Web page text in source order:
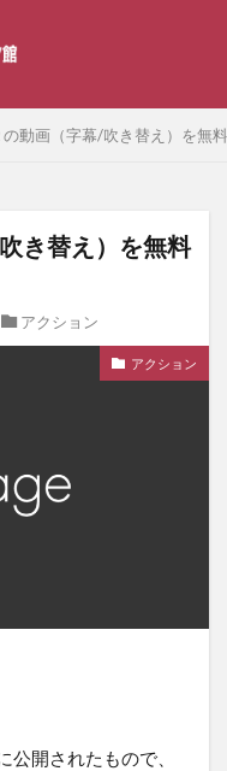
の動画（字幕/吹き替え）を無
き替え）を無料
アクション
アクション
公開されたもので、